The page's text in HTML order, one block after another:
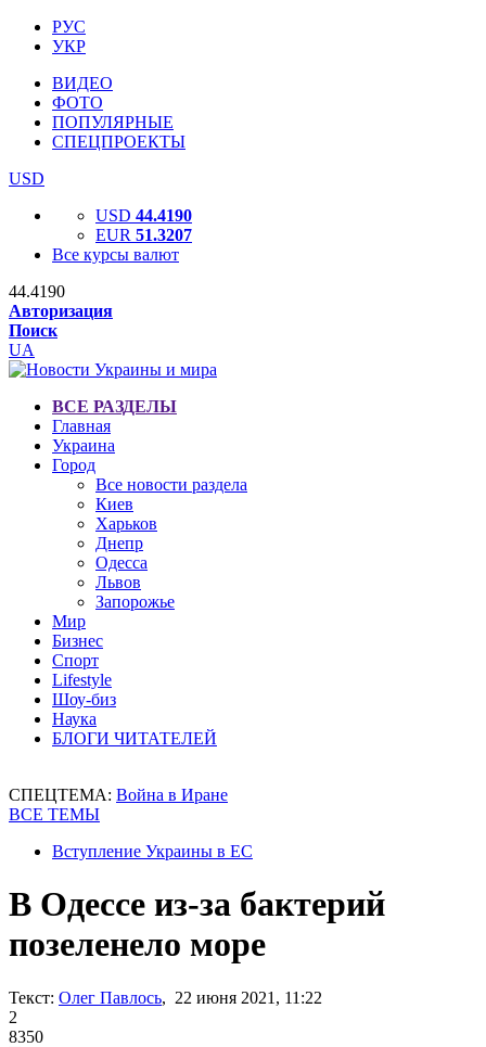
РУС
УКР
ВИДЕО
ФОТО
ПОПУЛЯРНЫЕ
СПЕЦПРОЕКТЫ
USD
USD 44.4190
EUR 51.3207
Все курсы валют
44.4190
Авторизация
Поиск
UA
ВСЕ РАЗДЕЛЫ
Главная
Украина
Город
Все новости раздела
Киев
Харьков
Днепр
Одесса
Львов
Запорожье
Мир
Бизнес
Спорт
Lifestyle
Шоу-биз
Наука
БЛОГИ ЧИТАТЕЛЕЙ
СПЕЦТЕМА: Война в Иране
ВСЕ ТЕМЫ
Вступление Украины в ЕС
В Одессе из-за бактерий
позеленело море
Текст: Олег Павлось, 22 июня 2021, 11:22
2
8350